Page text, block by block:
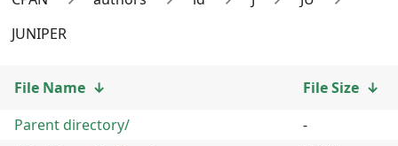
JUNIPER
File Name ↓ File Size ↓
Parent directory/
-